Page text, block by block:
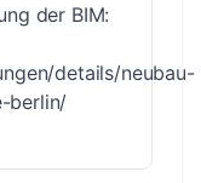
der BIM:
details/neubau-
berlin/